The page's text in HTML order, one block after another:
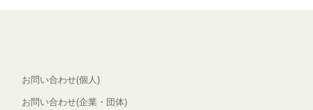
お問い合わせ(個人)
お問い合わせ(企業・団体)